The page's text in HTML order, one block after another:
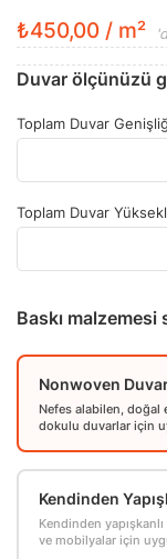
₺450,00 / m²
Duvar ölçünüzü
Toplam Duvar
Toplam Duvar
Baskı malzemesi
Nonwoven Duvar
Nefes alabilen, doğal
dokulu duvarlar için
Kendinden
Kendinden
ve mobilyalar için